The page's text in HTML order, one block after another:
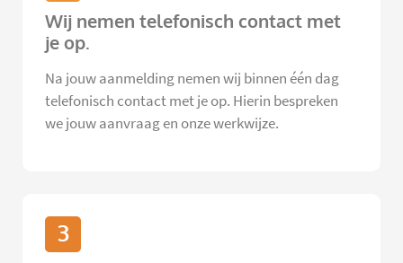
Wij nemen telefonisch contact met
je op.
Na jouw aanmelding nemen wij binnen één dag
telefonisch contact met je op. Hierin bespreken
we jouw aanvraag en onze werkwijze.
3